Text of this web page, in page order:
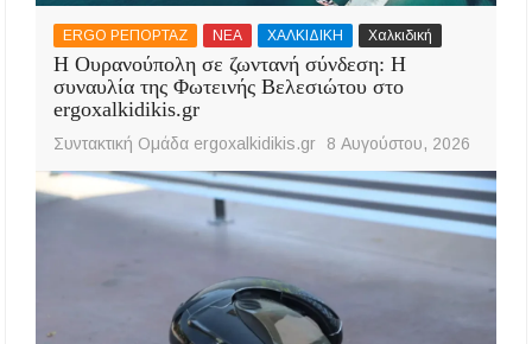
ERGO ΡΕΠΟΡΤΑΖ ΝΕΑ ΧΑΛΚΙΔΙΚΗ Χαλκιδική
Η Ουρανούπολη σε ζωντανή σύνδεση: Η
συναυλία της Φωτεινής Βελεσιώτου στο
ergoxalkidikis.gr
Συντακτική Ομάδα ergoxalkidikis.gr 8 Αυγούστου, 2026